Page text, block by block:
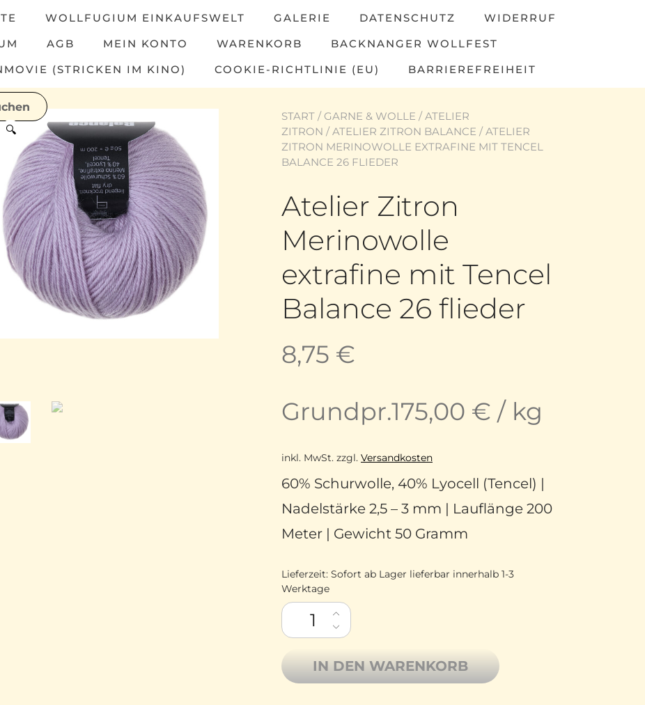
WOLLFUGIUM EINKAUFSWELT GALERIE DATENSCHUTZ
WIDERRUF
AGB MEIN KONTO WARENKORB
BACKNANGER WOLLFEST
(STRICKEN IM KINO)
COOKIE-RICHTLINIE (EU) BARRIEREFREIHEIT
🔍
START / GARNE & WOLLE /ATELIER
ZITRON /ATELIER ZITRON BALANCE / ATELIER
ZITRON MERINOWOLLE EXTRAFINE MIT TENCEL
BALANCE 26 FLIEDER
Atelier Zitron
Merinowolle
extrafine mit Tencel
Balance 26 flieder
8,75 €
Grundpr.175,00 € / kg
inkl. MwSt. zzgl. Versandkosten
60% Schurwolle, 40% Lyocell (Tencel) |
Nadelstärke 2,5 – 3 mm | Lauflänge 200
Meter | Gewicht 50 Gramm
Lieferzeit: Sofort ab Lager lieferbar innerhalb 1-3
Werktage
Atelier Zitron Merinowolle extrafine mit Tencel Balance 26 flieder
IN DEN WARENKORB